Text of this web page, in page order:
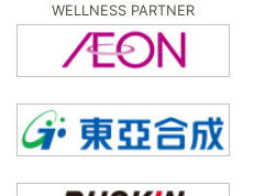
WELLNESS PARTNER